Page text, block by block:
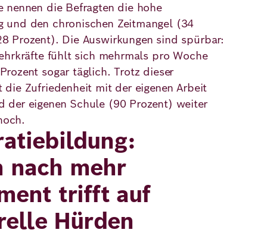
nennen die Befragten die hohe
und den chronischen Zeitmangel (34
Prozent). Die Auswirkungen sind spürbar:
fühlt sich mehrmals pro Woche
sogar täglich. Trotz dieser
Zufriedenheit mit der eigenen Arbeit
der eigenen Schule (90 Prozent) weiter
nach mehr
trifft auf
Hürden